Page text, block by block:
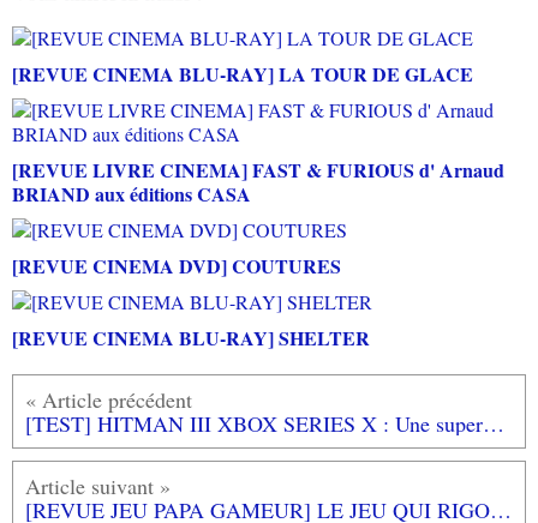
[REVUE CINEMA BLU-RAY] LA TOUR DE GLACE
[REVUE LIVRE CINEMA] FAST & FURIOUS d' Arnaud
BRIAND aux éditions CASA
[REVUE CINEMA DVD] COUTURES
[REVUE CINEMA BLU-RAY] SHELTER
[TEST] HITMAN III XBOX SERIES X : Une superbe fin du monde de l'assassinat
[REVUE JEU PAPA GAMEUR] LE JEU QUI RIGOLE - L'école des loisirs